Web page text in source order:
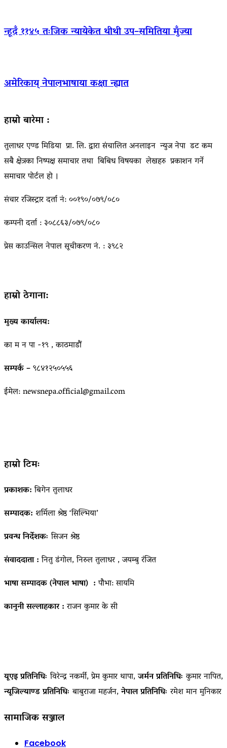
न्हूदँ ११४५ तःजिक न्यायेकेत थीथी उप–समितिया मुँज्या
अमेरिकाय् नेपालभाषाया कक्षा न्ह्यात
हाम्रो बारेमा :
तुलाधर एण्ड मिडिया प्रा. लि. द्वारा संचालित अनलाइन न्युज नेपा डट कम
सबै क्षेत्रका निष्पक्ष समाचार तथा बिबिध विषयका लेखहरु प्रकाशन गर्ने
समाचार पोर्टल हो ।
संचार रजिस्ट्रार दर्ता नं: ००१९०/०७९/०८०
कम्पनी दर्ता : ३०८८६३/०७९/०८०
प्रेस काउन्सिल नेपाल सूचीकरण नं. : ३९८२
हाम्रो ठेगाना:
मुख्य कार्यालय:
का म न पा -१९ , काठमाडौं
सम्पर्क –९८४१२५०५५६
ईमेल: newsnepa.official@gmail.com
हाम्रो टिमः
प्रकाशक:बिगेन तुलाधर
सम्पादक: शर्मिला श्रेष्ठ ‘सिल्भिया’
प्रवन्ध निर्देशकःसिजन श्रेष्ठ
संवाददाता :नितु डंगोल, निरुल तुलाधर , जयम्बु रंजित
भाषा सम्पादक (नेपाल भाषा) :पौभा: सायमि
कानुनी सल्लाहकार :राजन कुमार के सी
यूएइ प्रतिनिधिः विरेन्द्र नकर्मी, प्रेम कुमार थापा,जर्मन प्रतिनिधिः कुमार नापित,
न्यूजिल्याण्ड प्रतिनिधिः बाबुराजा महर्जन,नेपाल प्रतिनिधिः रमेश मान मुनिकार
सामाजिक सञ्जाल
Facebook